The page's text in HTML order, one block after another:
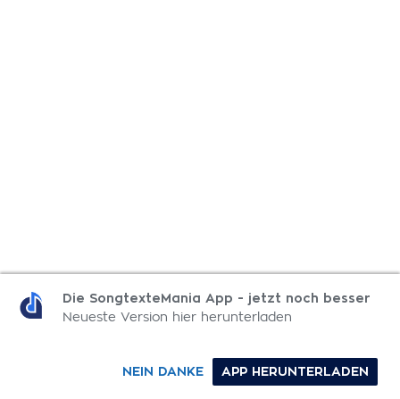
Die SongtexteMania App - jetzt noch besser
Neueste Version hier herunterladen
APP HERUNTERLADEN
NEIN DANKE